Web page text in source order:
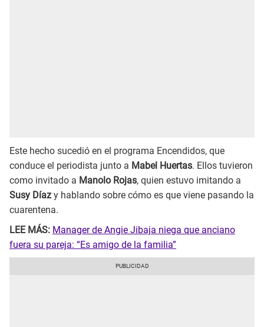
Este hecho sucedió en el programa Encendidos, que
conduce el periodista junto a Mabel Huertas. Ellos tuvieron
como invitado a Manolo Rojas, quien estuvo imitando a
Susy Díaz y hablando sobre cómo es que viene pasando la
cuarentena.
LEE MÁS: Manager de Angie Jibaja niega que anciano
fuera su pareja: “Es amigo de la familia”